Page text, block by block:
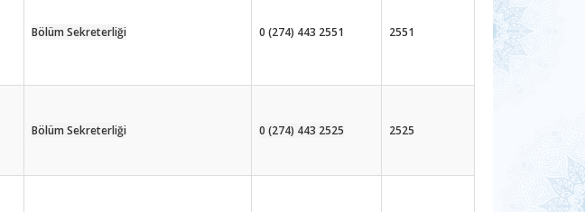
Bölüm Sekreterliği 0 (274) 443 2551 2551
Bölüm Sekreterliği 0 (274) 443 2525 2525